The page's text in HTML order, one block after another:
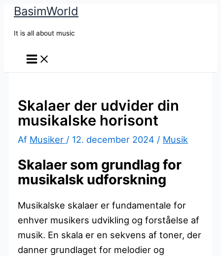
BasimWorld
It is all about music
Skalaer der udvider din
musikalske horisont
Af Musiker / 12. december 2024 / Musik
Skalaer som grundlag for
musikalsk udforskning
Musikalske skalaer er fundamentale for
enhver musikers udvikling og forståelse af
musik. En skala er en sekvens af toner, der
danner grundlaget for melodier og